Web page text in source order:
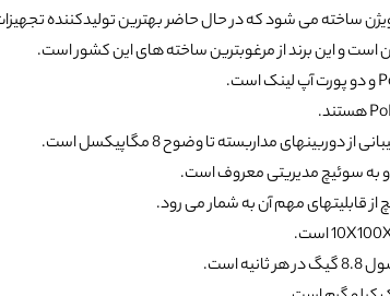
ساخته می شود که در حال حاضر بهترین تولیدکننده
و این برند از مرغوبترین ساخته های این کشور است.
مداربسته تا وضوح 8 مگاپیکسل است.
سوئیچ مدیریتی معروف است.
از قابلیتهای مهم آن به شمار می رود.
است.